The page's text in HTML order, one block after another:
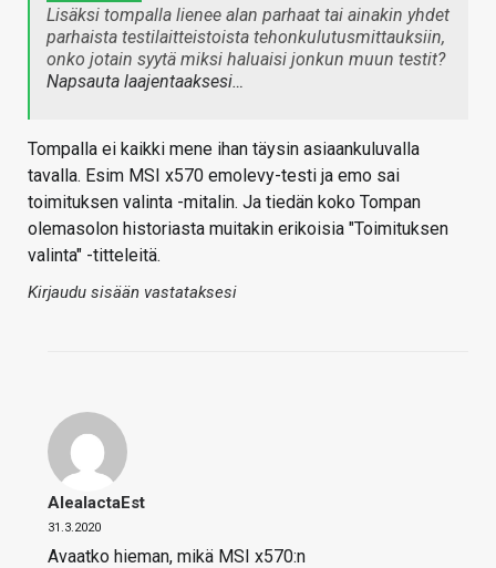
Lisäksi tompalla lienee alan parhaat tai ainakin yhdet
parhaista testilaitteistoista tehonkulutusmittauksiin,
onko jotain syytä miksi haluaisi jonkun muun testit?
Napsauta laajentaaksesi…
Tompalla ei kaikki mene ihan täysin asiaankuluvalla
tavalla. Esim MSI x570 emolevy-testi ja emo sai
toimituksen valinta -mitalin. Ja tiedän koko Tompan
olemasolon historiasta muitakin erikoisia "Toimituksen
valinta" -titteleitä.
Kirjaudu sisään vastataksesi
AleaIactaEst
31.3.2020
Avaatko hieman, mikä MSI x570:n